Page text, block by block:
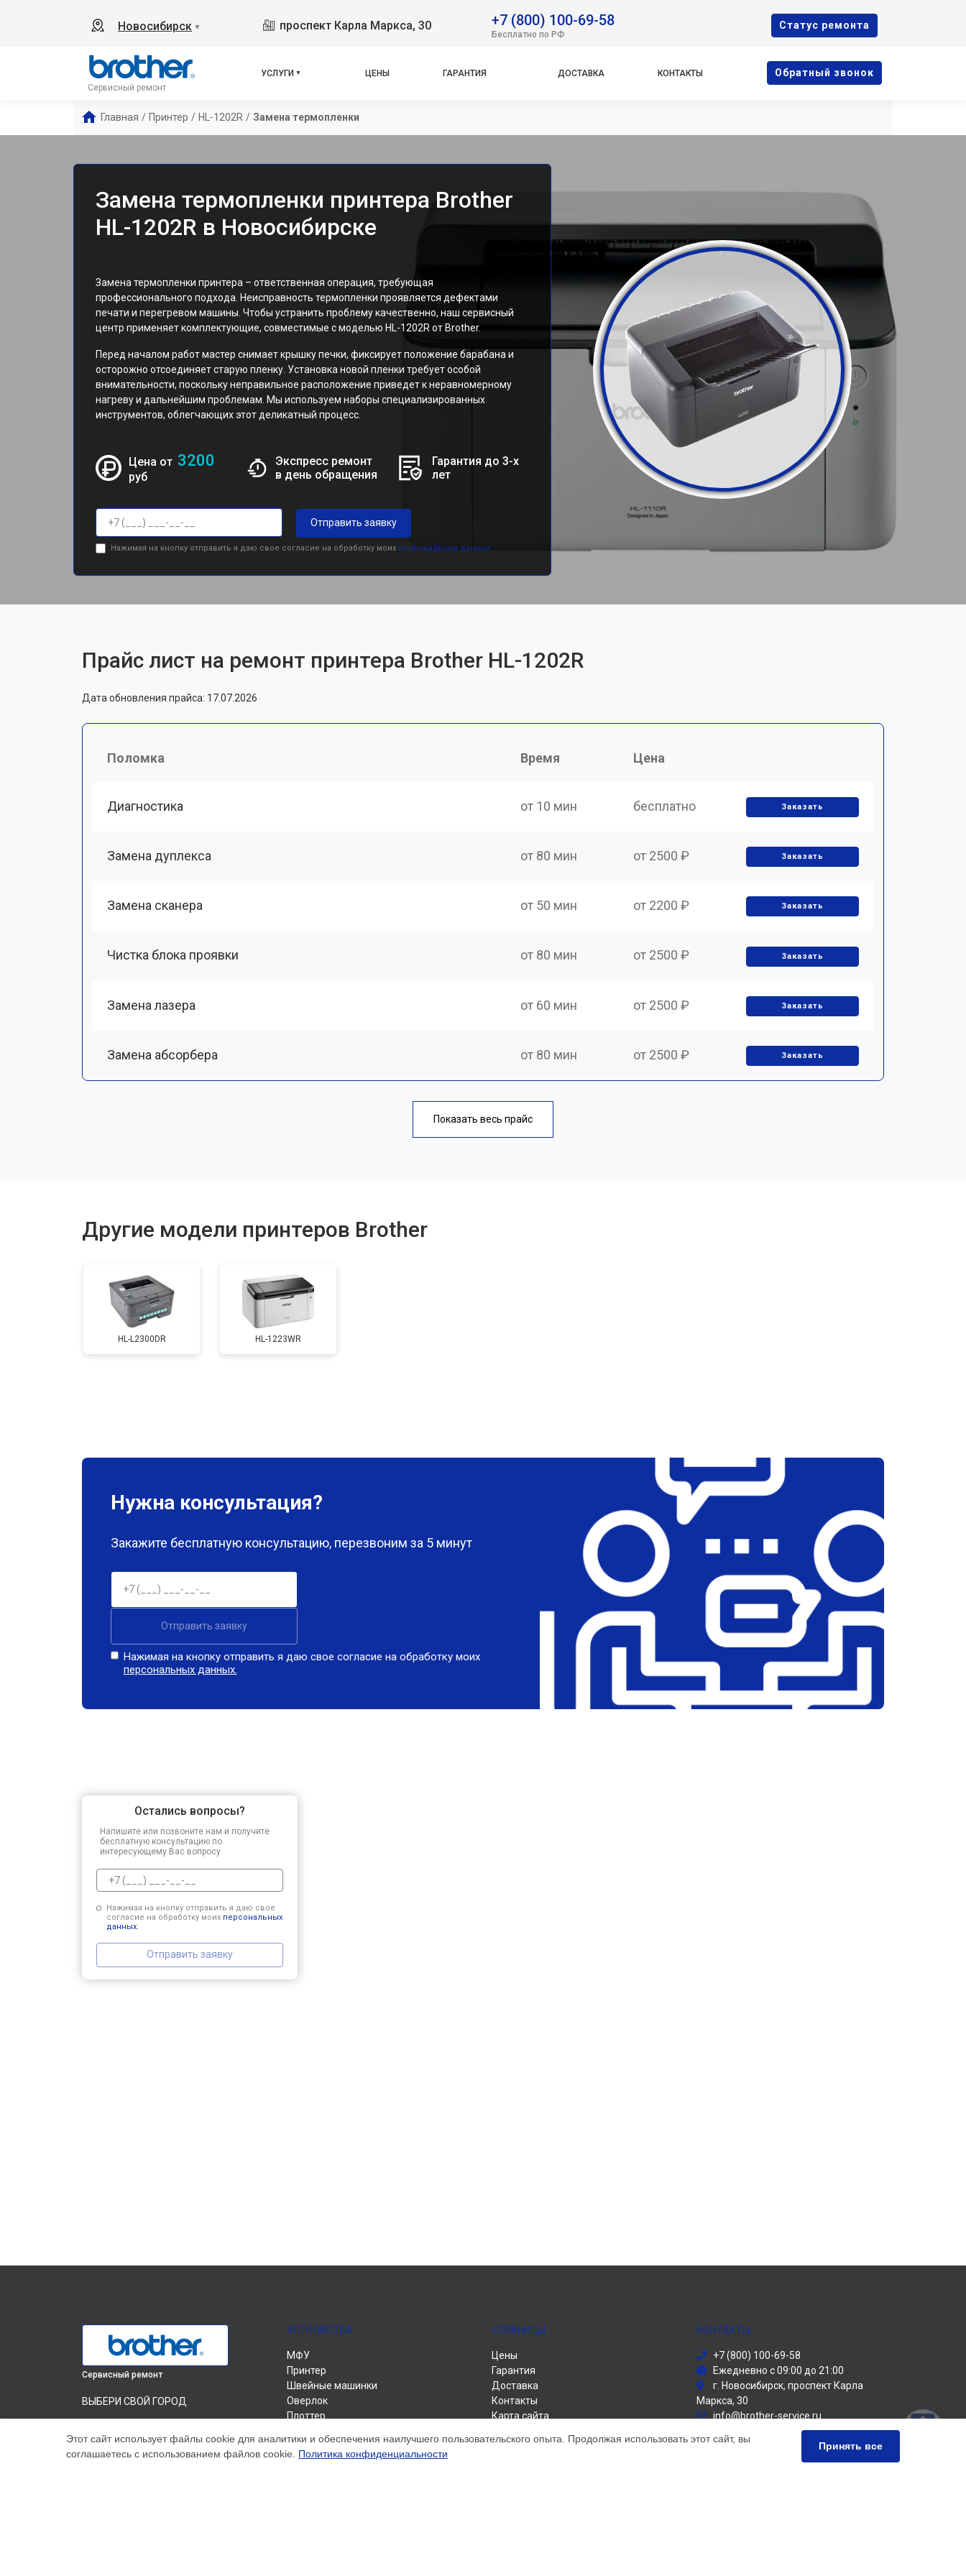
Новосибирск ▼ проспект Карла Маркса, 30 +7 (800) 100-69-58
Бесплатно по РФ
Cтатус ремонта
Сервисный ремонт
УСЛУГИ ЦЕНЫ ГАРАНТИЯ ДОСТАВКА КОНТАКТЫ Oбратный звонок
Главная / Принтер / HL-1202R / Замена термопленки
Замена термопленки принтера Brother
HL-1202R в Новосибирске
Замена термопленки принтера – ответственная операция, требующая
профессионального подхода. Неисправность термопленки проявляется дефектами
печати и перегревом машины. Чтобы устранить проблему качественно, наш сервисный
центр применяет комплектующие, совместимые с моделью HL-1202R от Brother.
Перед началом работ мастер снимает крышку печки, фиксирует положение барабана и
осторожно отсоединяет старую пленку. Установка новой пленки требует особой
внимательности, поскольку неправильное расположение приведет к неравномерному
нагреву и дальнейшим проблемам. Мы используем наборы специализированных
инструментов, облегчающих этот деликатный процесс.
Цена от 3200
руб
Экспресс ремонт
в день обращения
Гарантия до 3-х
лет
Отправить заявку
Нажимая на кнопку отправить я даю свое согласие на обработку моих персональных данных.
Прайс лист на ремонт принтера Brother HL-1202R
Дата обновления прайса: 17.07.2026
Поломка Время Цена
Диагностика от 10 мин бесплатно Заказать
Замена дуплекса от 80 мин от 2500 ₽ Заказать
Замена сканера от 50 мин от 2200 ₽ Заказать
Чистка блока проявки от 80 мин от 2500 ₽ Заказать
Замена лазера от 60 мин от 2500 ₽ Заказать
Замена абсорбера от 80 мин от 2500 ₽ Заказать
от 70 мин
Замена каретки
Замена Wi-Fi
Показать весь прайс
Другие модели принтеров Brother
HL-L2300DR HL-1223WR
Нужна консультация?
Закажите бесплатную консультацию, перезвоним за 5 минут
Отправить заявку
Нажимая на кнопку отправить я даю свое согласие на обработку моих
персональных данных.
Остались вопросы?
Напишите или позвоните нам и получите
бесплатную консультацию по
интересующему Вас вопросу.
Нажимая на кнопку отправить я даю свое
согласие на обработку моих персональных
данных.
Отправить заявку
Сервисный ремонт
ВЫБЕРИ СВОЙ ГОРОД
Brother вКраснодаре
Замена термопленки принтера HL-1202R
УСТРОЙСТВА
МФУ
Принтер
Швейные машинки
Оверлок
Плоттер
СТРАНИЦЫ
Цены
Гарантия
Доставка
Контакты
Карта сайта
КОНТАКТЫ
+7 (800) 100-69-58
Ежедневно с 09:00 до 21:00
г. Новосибирск, проспект Карла
Маркса, 30
info@brother-service.ru
Политика конфиденциальности
Этот сайт использует файлы cookie для аналитики и обеспечения наилучшего пользовательского опыта. Продолжая использовать этот сайт, вы
соглашаетесь с использованием файлов cookie. Политика конфиденциальности
Принять все